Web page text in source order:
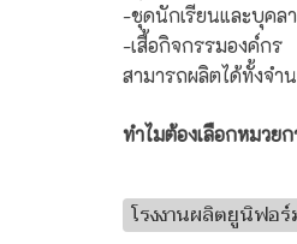
-ชุดนักเรียนและบุคล
-เสื้อกิจกรรมองค์กร
สามารถผลิตได้ทั้งจำ
ทำไมต้องเลือกหมวย
โรงงานผลิตยูนิฟอ